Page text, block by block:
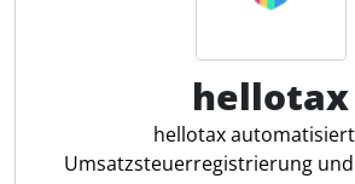
zeitaufwändige manuelle
Digitale Steuerprüfung
Automatisierte VAT-ID-Prüfung
ERP-unabhängige Nutzung
Massenabfrage von VAT-IDs
hellotax
hellotax
Umsatzsteuerregistrierung